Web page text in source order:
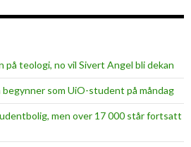
på teologi, no vil Sivert Angel bli dekan
som UiO-student på måndag
men over 17 000 står fortsatt